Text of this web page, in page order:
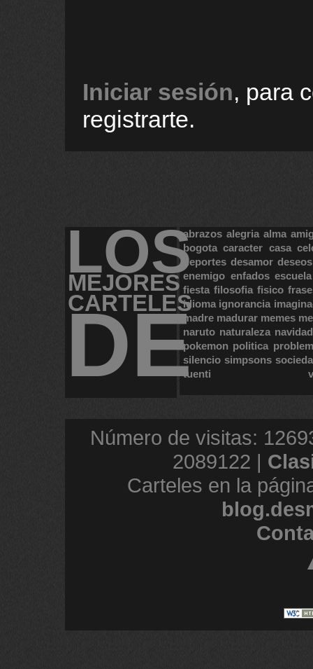
Iniciar sesión, para
registrarte.
LOS
MEJORES
CARTELES
DE
abrazos alegria alma
bogota caracter casa
deportes desamor deseos
enemigo enfados escuela
fiesta filosofia fisico
idioma ignorancia
madre madurar memes
naruto naturaleza navidad
pokemon politica
silencio simpsons
tuenti
Número de visitas:
2089122 |
Carteles en la